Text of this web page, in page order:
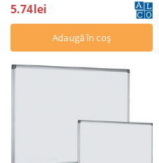
5.74lei